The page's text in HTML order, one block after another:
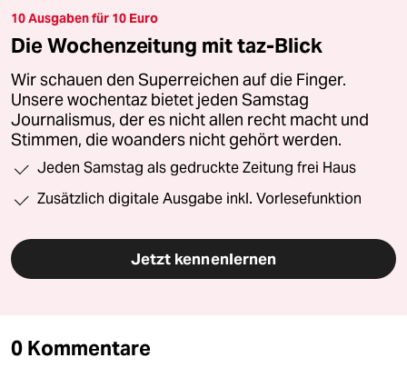
10 Ausgaben für 10 Euro
Die Wochenzeitung mit taz-Blick
Wir schauen den Superreichen auf die Finger.
Unsere wochentaz bietet jeden Samstag
Journalismus, der es nicht allen recht macht und
Stimmen, die woanders nicht gehört werden.
Jeden Samstag als gedruckte Zeitung frei Haus
Zusätzlich digitale Ausgabe inkl. Vorlesefunktion
Jetzt kennenlernen
0 Kommentare